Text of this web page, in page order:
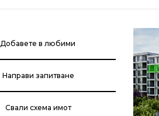
Добавете в любими
Направи запитване
Свали схема имот